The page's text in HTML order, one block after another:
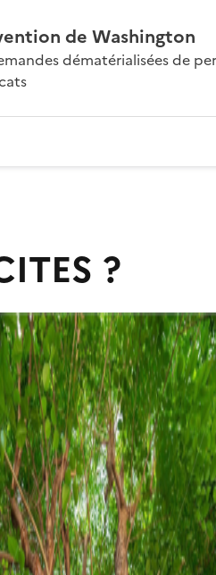
de Washington
dématérialisées de
?